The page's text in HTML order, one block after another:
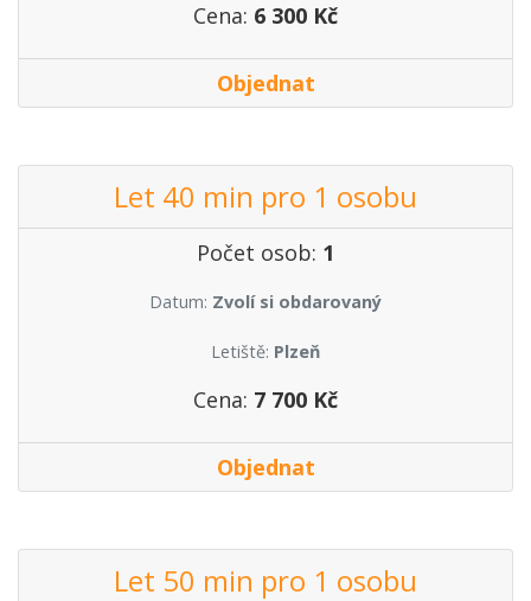
Cena: 6 300 Kč
Objednat
Let 40 min pro 1 osobu
Počet osob: 1
Datum: Zvolí si obdarovaný
Letiště: Plzeň
Cena: 7 700 Kč
Objednat
Let 50 min pro 1 osobu